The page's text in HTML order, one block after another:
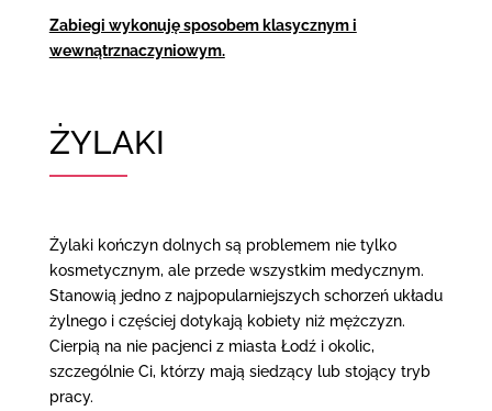
Zabiegi wykonuję sposobem klasycznym i
wewnątrznaczyniowym.
ŻYLAKI
Żylaki kończyn dolnych są problemem nie tylko
kosmetycznym, ale przede wszystkim medycznym.
Stanowią jedno z najpopularniejszych schorzeń układu
żylnego i częściej dotykają kobiety niż mężczyzn.
Cierpią na nie pacjenci z miasta Łodź i okolic,
szczególnie Ci, którzy mają siedzący lub stojący tryb
pracy.